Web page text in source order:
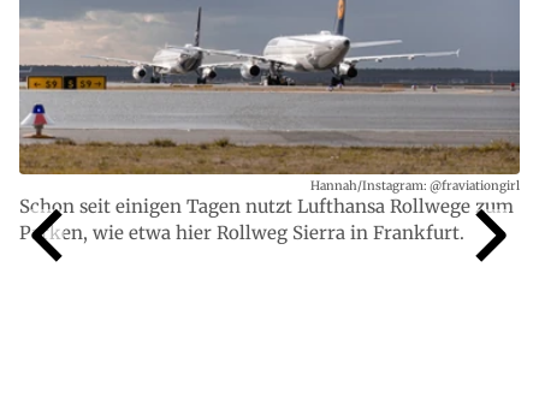
Schon seit einigen Tagen nutzt Lufthansa Rollwege zum
Parken, wie etwa hier Rollweg Sierra in Frankfurt.
Hannah/Instagram: @fraviationgirl